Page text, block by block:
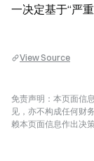
一决定基于“严重
View Source
免责声明：本页面信
见，亦不构成任何财
赖本页面信息作出决